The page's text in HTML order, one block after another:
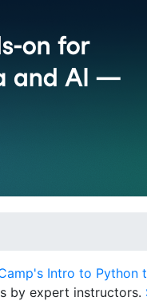
Intro to Python
by expert instructors.